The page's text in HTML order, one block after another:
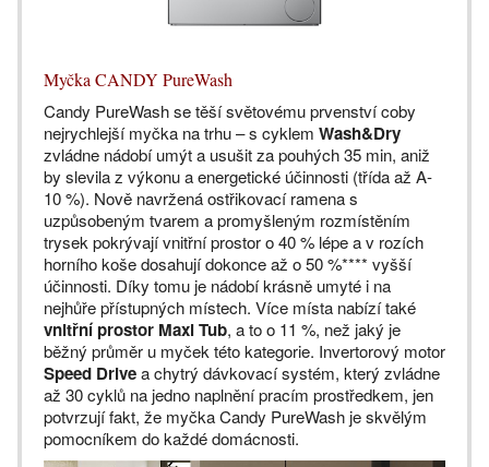
Myčka CANDY PureWash
Candy PureWash se těší světovému prvenství coby
nejrychlejší myčka na trhu – s cyklem Wash&Dry
zvládne nádobí umýt a usušit za pouhých 35 min, aniž
by slevila z výkonu a energetické účinnosti (třída až A-
10 %). Nově navržená ostřikovací ramena s
uzpůsobeným tvarem a promyšleným rozmístěním
trysek pokrývají vnitřní prostor o 40 % lépe a v rozích
horního koše dosahují dokonce až o 50 %**** vyšší
účinnosti. Díky tomu je nádobí krásně umyté i na
nejhůře přístupných místech. Více místa nabízí také
vnitřní prostor Maxi Tub, a to o 11 %, než jaký je
běžný průměr u myček této kategorie. Invertorový motor
Speed Drivea chytrý dávkovací systém, který zvládne
až 30 cyklů na jedno naplnění pracím prostředkem, jen
potvrzují fakt, že myčka Candy PureWash je skvělým
pomocníkem do každé domácnosti.